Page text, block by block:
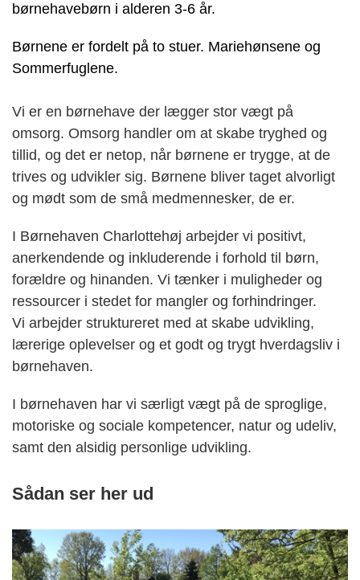
børnehavebørn i alderen 3-6 år.
Børnene er fordelt på to stuer. Mariehønsene og
Sommerfuglene.
Vi er en børnehave der lægger stor vægt på
omsorg. Omsorg handler om at skabe tryghed og
tillid, og det er netop, når børnene er trygge, at de
trives og udvikler sig. Børnene bliver taget alvorligt
og mødt som de små medmennesker, de er.
I Børnehaven Charlottehøj arbejder vi positivt,
anerkendende og inkluderende i forhold til børn,
forældre og hinanden. Vi tænker i muligheder og
ressourcer i stedet for mangler og forhindringer.
Vi arbejder struktureret med at skabe udvikling,
lærerige oplevelser og et godt og trygt hverdagsliv i
børnehaven.
I børnehaven har vi særligt vægt på de sproglige,
motoriske og sociale kompetencer, natur og udeliv,
samt den alsidig personlige udvikling.
Sådan ser her ud